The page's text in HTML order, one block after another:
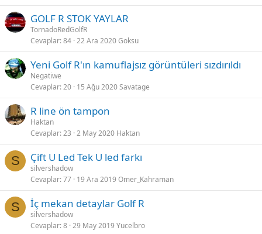
GOLF R STOK YAYLAR
TornadoRedGolfR
Cevaplar 84 22 Ara 2020Goksu
Yeni Golf R'ın kamuflajsız görüntüleri sızdırıldı
Negatiwe
Cevaplar 20 15 Ağu 2020Savatage
R line ön tampon
Haktan
Cevaplar 23 2 May 2020 Haktan
S Çift U Led Tek U led farkı
silvershadow
Cevaplar 77 19 Ara 2019 Omer_Kahraman
S İç mekan detaylar Golf R
silvershadow
Cevaplar 8 29 May 2019 Yucelbro